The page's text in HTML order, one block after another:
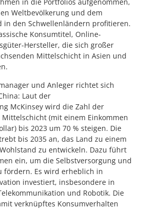
Weltbevölkerung und dem
in den Schwellenländern profitieren.
Konsumtitel, Online-
Hersteller, die sich großer
Mittelschicht in Asien und
und Anleger richtet sich
Laut der
McKinsey wird die Zahl der
(mit einem Einkommen
bis 2023 um 70 % steigen. Die
bis 2035 an, das Land zu einem
zu entwickeln. Dazu führt
ein, um die Selbstversorgung und
fördern. Es wird erheblich in
investiert, insbesondere in
und Robotik. Die
verknüpftes Konsumverhalten